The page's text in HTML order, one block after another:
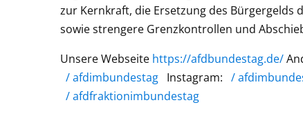
zur Kernkraft, die Ersetzung des
sowie strengere Grenzkontrollen und
Unsere Webseite https://afdbundestag.de/
/ afdimbundestag Instagram: /
/ afdfraktionimbundestag